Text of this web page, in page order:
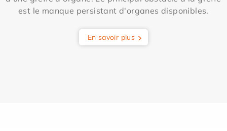
est le manque persistant d'organes disponibles.
En savoir plus